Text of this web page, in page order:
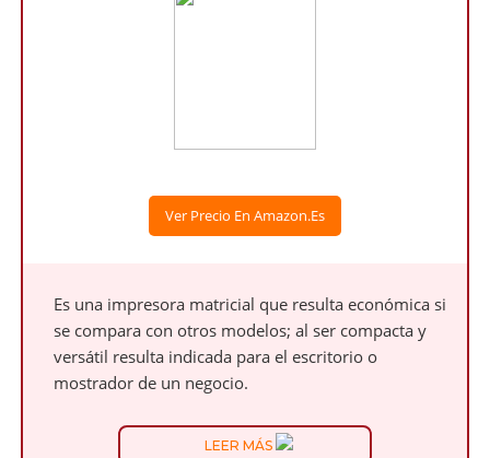
Ver Precio En Amazon.es
Es una impresora matricial que resulta económica si
se compara con otros modelos; al ser compacta y
versátil resulta indicada para el escritorio o
mostrador de un negocio.
LEER MÁS